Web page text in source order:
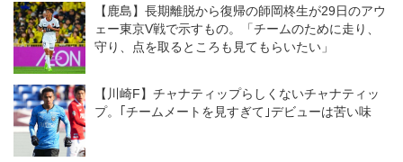
【鹿島】長期離脱から復帰の師岡柊生が29日のアウ
ェー東京V戦で示すもの。「チームのために走り、
守り、点を取るところも見てもらいたい」
【川崎F】チャナティップらしくないチャナティッ
プ。｢チームメートを見すぎて｣デビューは苦い味